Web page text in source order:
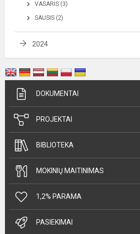
VASARIS (3)
SAUSIS (2)
2024
DOKUMENTAI
PROJEKTAI
BIBLIOTEKA
MOKINIŲ MAITINIMAS
1,2% PARAMA
PASIEKIMAI